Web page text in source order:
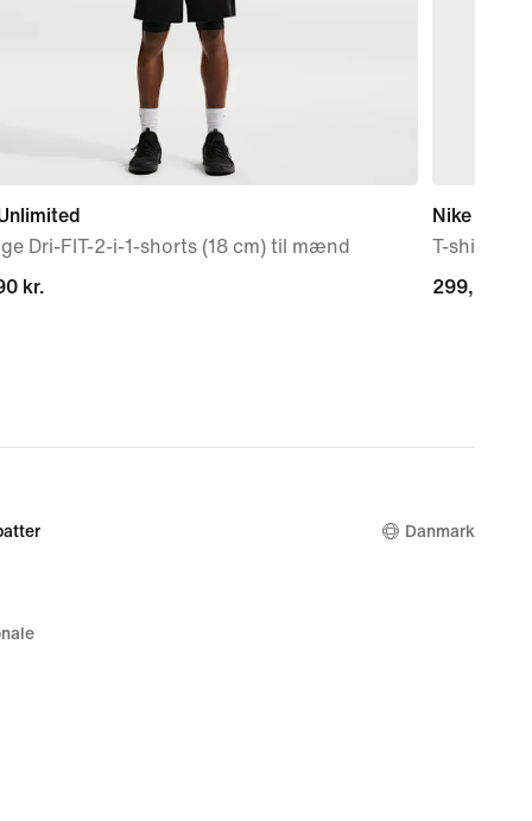
Dri-FIT-2-i-1-shorts (18 cm) til mænd
kr.
kr.
Nike
T-shirt til
299,90 kr.
299,90 kr.
Danmark